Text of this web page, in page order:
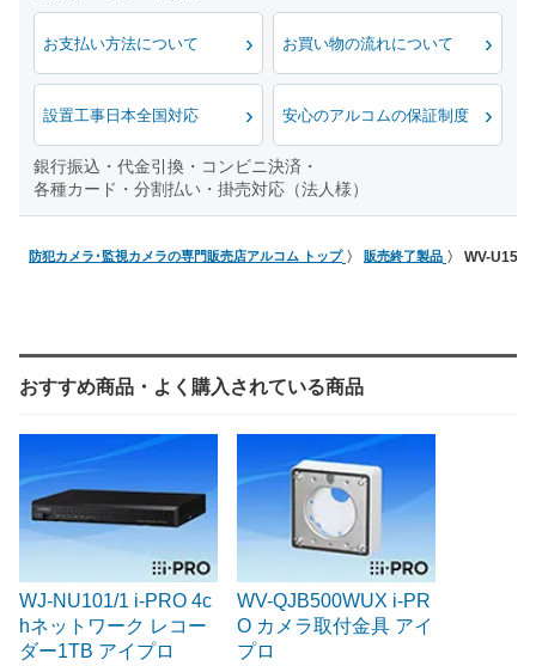
お支払い方法について お買い物の流れについて
設置工事日本全国対応 安心のアルコムの保証制度
銀行振込・代金引換・コンビニ決済・
各種カード・分割払い・掛売対応（法人様）
防犯カメラ･監視カメラの専門販売店アルコム トップ 販売終了製品 WV-
おすすめ商品・よく購入されている商品
WJ-NU101/1 i-PRO 4c
hネットワーク レコー
ダー1TB アイプロ
WV-QJB500WUX i-PR
O カメラ取付金具 アイ
プロ